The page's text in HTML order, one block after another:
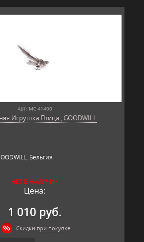
Арт: MC 41400
Игрушка Птица , GOODWILL
Бельгия
НЕТ В НАЛИЧИИ
Цена:
1 010 руб.
Скидки при покупке